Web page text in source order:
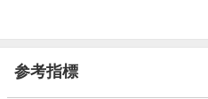
ア
参考指標